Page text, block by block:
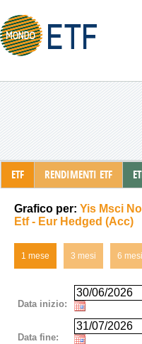
ETF RENDIMENTI ETF
Grafico per: Yis Msci
Etf - Eur Hedged (Acc)
1 mese 3 mesi 6 mesi
Data inizio:
Data fine: